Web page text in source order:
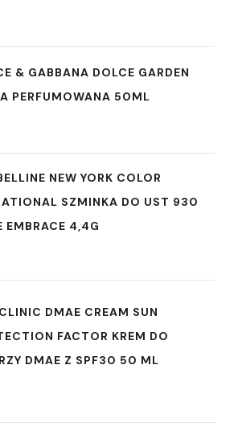
& GABBANA DOLCE GARDEN
PERFUMOWANA 50ML
NEW YORK COLOR
SZMINKA DO UST 930
EMBRACE 4,4G
DMAE CREAM SUN
FACTOR KREM DO
DMAE Z SPF30 50 ML